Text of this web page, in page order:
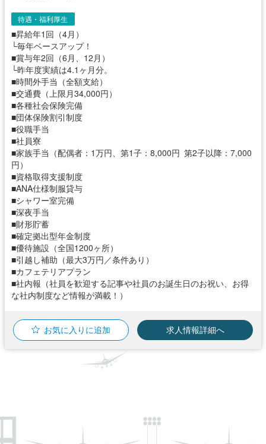
待遇・福利厚生
■昇給年1回（4月）
└毎年ベースアップ！
■賞与年2回（6月、12月）
└昨年度実績は4.1ヶ月分。
■時間外手当（全額支給）
■交通費（上限月34,000円）
■各種社会保険完備
■団体保険割引制度
■役職手当
■社員寮
■家族手当（配偶者：1万円、第1子：8,000円 第2子以降：7,000
円）
■資格取得支援制度
■ANA仕様制服貸与
■シャワー室完備
■深夜手当
■財形貯蓄
■確定拠出型年金制度
■優待施設（全国1200ヶ所）
■引越し補助（最大3万円／条件あり）
■カフェテリアプラン
■社内報（社員を歓迎する記事や社員のお誕生日のお祝い、お得
な社内制度など情報が満載！）
お気に入りに追加 求人情報詳細へ